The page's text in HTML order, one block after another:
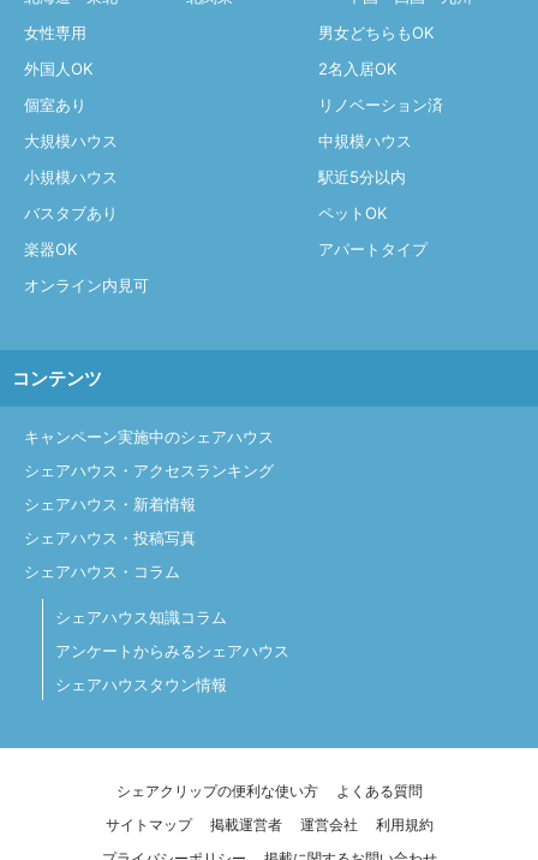
女性専用
男女どちらもOK
外国人OK
2名入居OK
個室あり
リノベーション済
大規模ハウス
中規模ハウス
小規模ハウス
駅近5分以内
バスタブあり
ペットOK
楽器OK
アパートタイプ
オンライン内見可
コンテンツ
キャンペーン実施中のシェアハウス
シェアハウス・アクセスランキング
シェアハウス・新着情報
シェアハウス・投稿写真
シェアハウス・コラム
シェアハウス知識コラム
アンケートからみるシェアハウス
シェアハウスタウン情報
シェアクリップの便利な使い方
よくある質問
サイトマップ
掲載運営者 運営会社
利用規約